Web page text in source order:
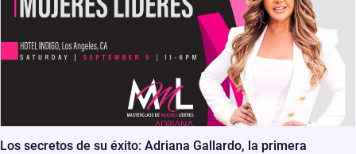
Los secretos de su éxito: Adriana Gallardo, la primera